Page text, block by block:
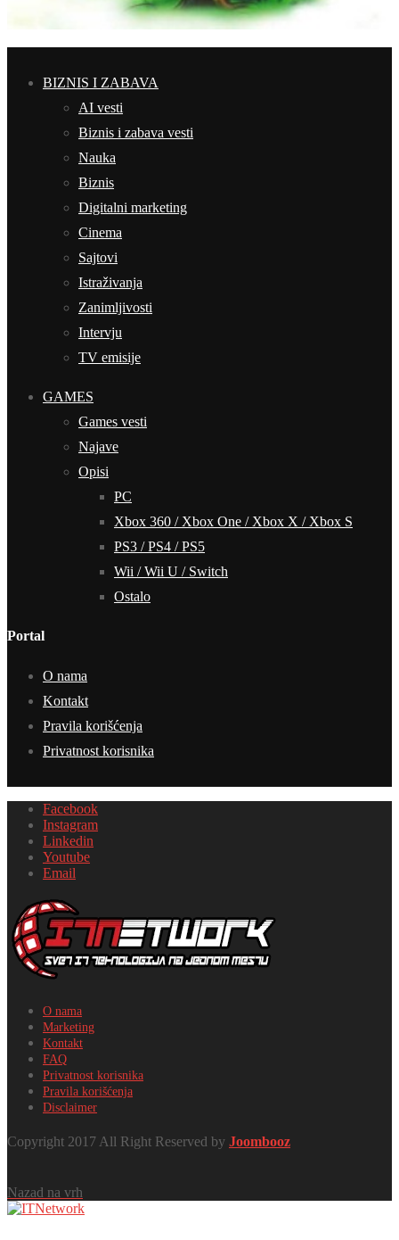
BIZNIS I ZABAVA
AI vesti
Biznis i zabava vesti
Nauka
Biznis
Digitalni marketing
Cinema
Sajtovi
Istraživanja
Zanimljivosti
Intervju
TV emisije
GAMES
Games vesti
Najave
Opisi
PC
Xbox 360 / Xbox One / Xbox X / Xbox S
PS3 / PS4 / PS5
Wii / Wii U / Switch
Ostalo
Portal
O nama
Kontakt
Pravila korišćenja
Privatnost korisnika
Facebook
Instagram
Linkedin
Youtube
Email
O nama
Marketing
Kontakt
FAQ
Privatnost korisnika
Pravila korišćenja
Disclaimer
Copyright 2017 All Right Reserved by Joombooz
Nazad na vrh